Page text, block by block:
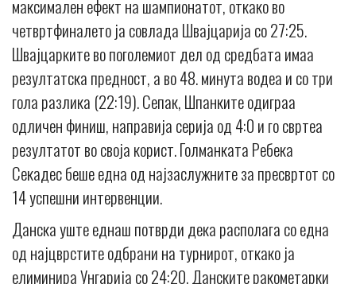
максимален ефект на шампионатот, откако во
четвртфиналето ја совлада Швајцарија со 27:25.
Швајцарките во поголемиот дел од средбата имаа
резултатска предност, а во 48. минута водеа и со три
гола разлика (22:19). Сепак, Шпанките одиграа
одличен финиш, направија серија од 4:0 и го свртеа
резултатот во своја корист. Голманката Ребека
Секадес беше една од најзаслужните за пресвртот со
14 успешни интервенции.
Данска уште еднаш потврди дека располага со една
од најцврстите одбрани на турнирот, откако ја
елиминира Унгарија со 24:20. Данските ракометарки